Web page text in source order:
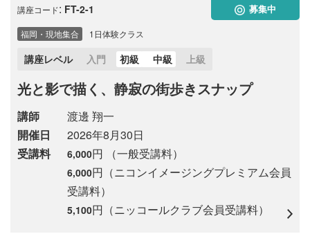
講座コード: FT-2-1 募集中
福岡・現地集合 1日体験クラス
講座レベル 入門 初級 中級 上級
光と影で描く、静寂の街歩きスナップ
講師
渡邊 翔一
開催日
2026年8月30日
受講料
6,000円 （一般受講料）
6,000円（ニコンイメージングプレミアム会員
受講料）
5,100円（ニッコールクラブ会員受講料）